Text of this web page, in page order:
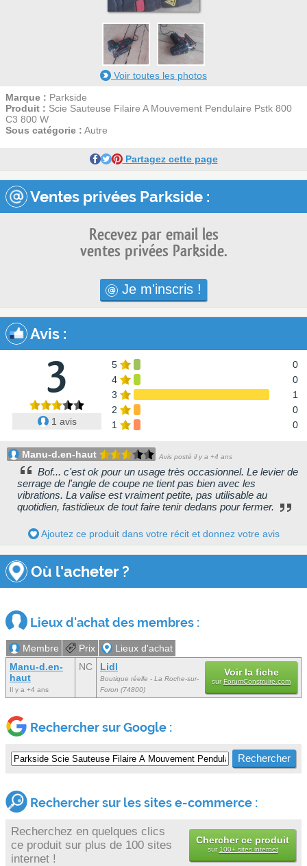
Voir toutes les photos
Marque : Parkside
Produit : Scie Sauteuse Filaire A Mouvement Pendulaire Pstk 800
C3 800 W
Sous catégorie : Autre
Partagez cette page
Ventes privées Parkside :
Recevez par email les
ventes privées Parkside.
Je m'inscris !
Avis :
3
1 avis
5
0
4
0
3
1
2
0
1
0
Manu-d.en-haut Avis posté il y a +4 ans
Bof... c'est ok pour un usage très occasionnel. Le levier de
serrage de l'angle de coupe ne tient pas bien avec les
vibrations. La valise est vraiment petite, pas utilisable au
quotidien, fastidieux de tout faire tenir dedans pour fermer.
Ajoutez ce produit dans votre récit et donnez votre avis
Où l'acheter ?
Lieux d'achat des membres :
Membre Prix
Lieux d'achat
Manu-d.en-
haut
Il y a +4 ans
NC Lidl
Boutique réelle - La Roche-sur-
Foron (74800)
Voir la fiche
surForumConstruire.com
Rechercher sur Google :
Rechercher sur les sites e-commerce :
Recherchez en quelques clics
ce produit sur plus de 100 sites
internet !
Chercher ce produit
sur 100+ sites internet